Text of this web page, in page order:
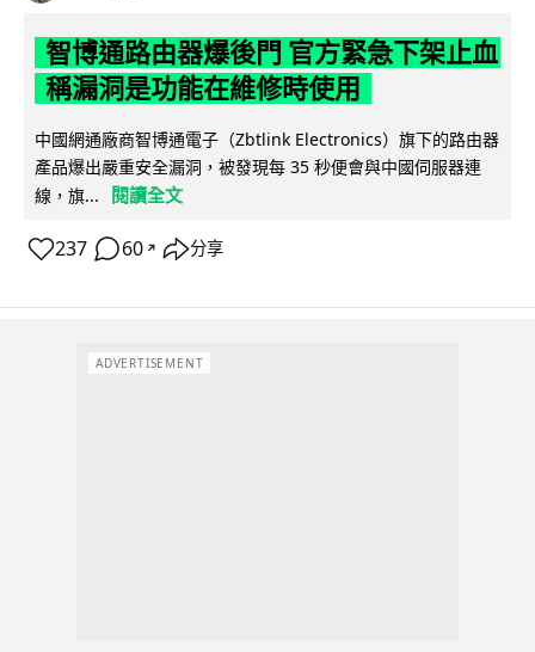
智博通路由器爆後門 官方緊急下架止血
稱漏洞是功能在維修時使用
中國網通廠商智博通電子（Zbtlink Electronics）旗下的路由器
產品爆出嚴重安全漏洞，被發現每 35 秒便會與中國伺服器連
線，旗...
閱讀全文
237 60 ↗ 分享
ADVERTISEMENT